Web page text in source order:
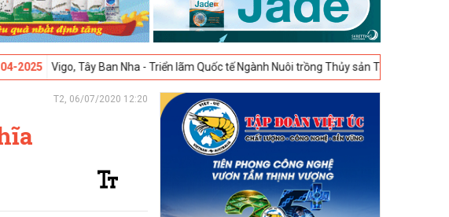
Tây Ban Nha - Triển lãm Quốc tế Ngành Nuôi trồng Thủy sản Tây Ban Nha – Aquafuture
T2, 06/07/2020 12:20